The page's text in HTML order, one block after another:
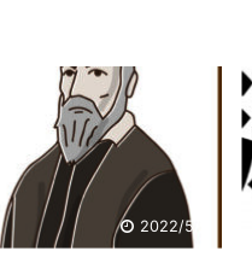
2022/5/2